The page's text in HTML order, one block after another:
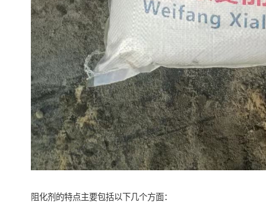
阻化剂的特点主要包括以下几个方面：